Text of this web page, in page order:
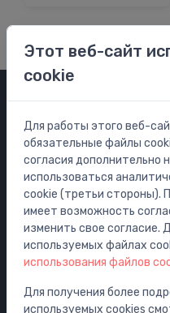
Категории
Распродажа
Смесители
Раковины
Унитазы
Ванны
Душ
Аксессуары для ванной
Этот веб-сайт
cookie
Для работы этого веб-
обязательные файлы
согласия дополнительно
использоваться
cookie (третьи стороны).
имеет возможность
изменить свое согласие.
используемых файлах
использования файлов
Для получения более
используемых cookies